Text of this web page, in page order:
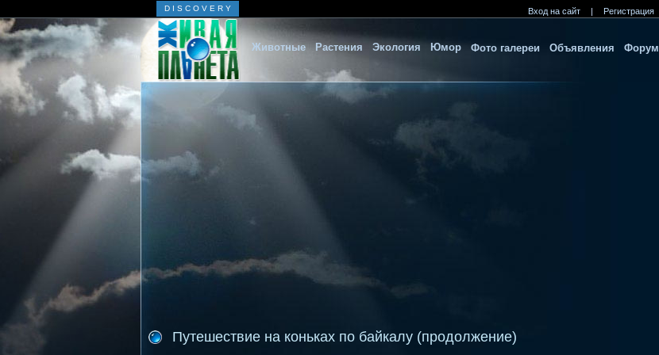
D I S C O V E R Y Вход на сайт | Регистрация
Животные Растения Экология Юмор Фото галереи Объявления Форум
Путешествие на коньках по байкалу (продолжение)